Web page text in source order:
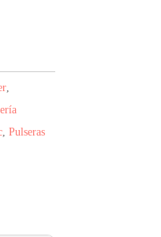
,
, Pulseras